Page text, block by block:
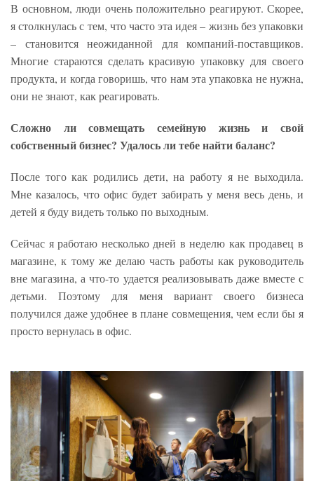
В основном, люди очень положительно реагируют. Скорее,
я столкнулась с тем, что часто эта идея – жизнь без упаковки
– становится неожиданной для компаний-поставщиков.
Многие стараются сделать красивую упаковку для своего
продукта, и когда говоришь, что нам эта упаковка не нужна,
они не знают, как реагировать.
Сложно ли совмещать семейную жизнь и свой
собственный бизнес? Удалось ли тебе найти баланс?
После того как родились дети, на работу я не выходила.
Мне казалось, что офис будет забирать у меня весь день, и
детей я буду видеть только по выходным.
Сейчас я работаю несколько дней в неделю как продавец в
магазине, к тому же делаю часть работы как руководитель
вне магазина, а что-то удается реализовывать даже вместе с
детьми. Поэтому для меня вариант своего бизнеса
получился даже удобнее в плане совмещения, чем если бы я
просто вернулась в офис.